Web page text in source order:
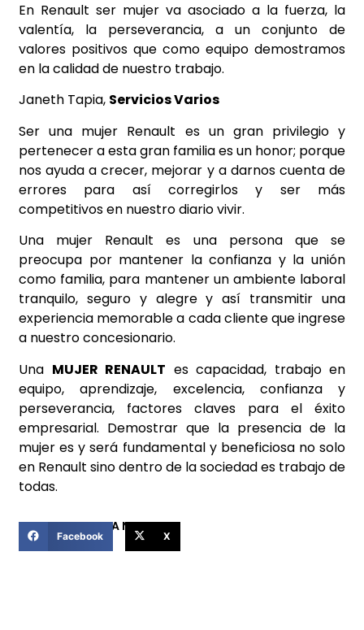
En Renault ser mujer va asociado a la fuerza, la
valentía, la perseverancia, a un conjunto de
valores positivos que como equipo demostramos
en la calidad de nuestro trabajo.
Janeth Tapia, Servicios Varios
Ser una mujer Renault es un gran privilegio y
pertenecer a esta gran familia es un honor; porque
nos ayuda a crecer, mejorar y a darnos cuenta de
errores para así corregirlos y ser más
competitivos en nuestro diario vivir.
Una mujer Renault es una persona que se
preocupa por mantener la confianza y la unión
como familia, para mantener un ambiente laboral
tranquilo, seguro y alegre y así transmitir una
experiencia memorable a cada cliente que ingrese
a nuestro concesionario.
Una MUJER RENAULT es capacidad, trabajo en
equipo, aprendizaje, excelencia, confianza y
perseverancia, factores claves para el éxito
empresarial. Demostrar que la presencia de la
mujer es y será fundamental y beneficiosa no solo
en Renault sino dentro de la sociedad es trabajo de
todas.
COMPARTIR ESTA NOTICIA
Facebook X